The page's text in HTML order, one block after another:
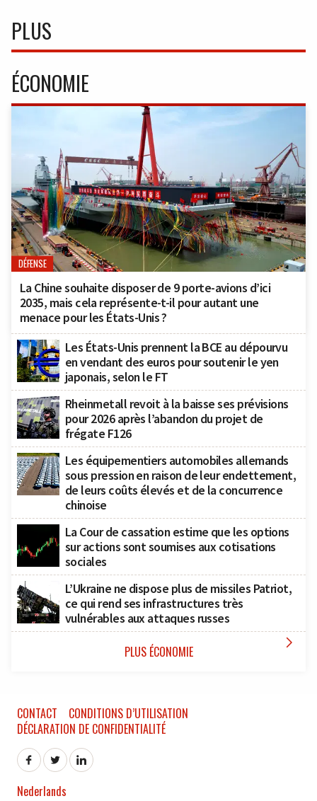
PLUS
ÉCONOMIE
DÉFENSE
La Chine souhaite disposer de 9 porte-avions d’ici
2035, mais cela représente-t-il pour autant une
menace pour les États-Unis ?
Les États-Unis prennent la BCE au dépourvu
en vendant des euros pour soutenir le yen
japonais, selon le FT
Rheinmetall revoit à la baisse ses prévisions
pour 2026 après l’abandon du projet de
frégate F126
Les équipementiers automobiles allemands
sous pression en raison de leur endettement,
de leurs coûts élevés et de la concurrence
chinoise
La Cour de cassation estime que les options
sur actions sont soumises aux cotisations
sociales
L’Ukraine ne dispose plus de missiles Patriot,
ce qui rend ses infrastructures très
vulnérables aux attaques russes
PLUS ÉCONOMIE 
CONTACT
CONDITIONS D’UTILISATION
DÉCLARATION DE CONFIDENTIALITÉ
Nederlands